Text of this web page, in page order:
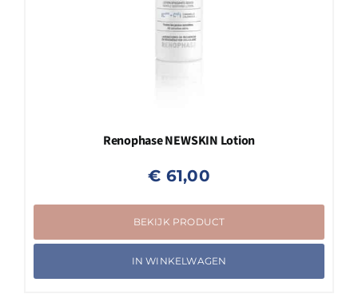
Renophase NEWSKIN Lotion
€ 61,00
BEKIJK PRODUCT
IN WINKELWAGEN